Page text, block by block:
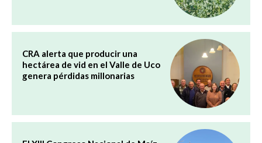
CRA alerta que producir una
hectárea de vid en el Valle de Uco
genera pérdidas millonarias